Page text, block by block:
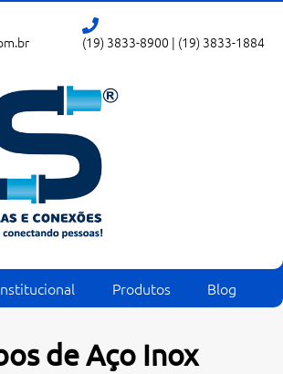
(19) 3833-8900 | (19) 3833-1884
Produtos Blog
de Aço Inox